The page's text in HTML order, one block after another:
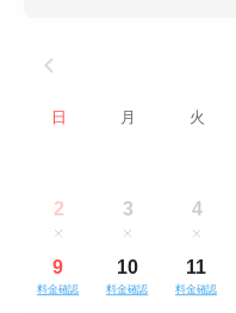
日 月 火
2 3 4
9
料金確認
10
料金確認
11
料金確認